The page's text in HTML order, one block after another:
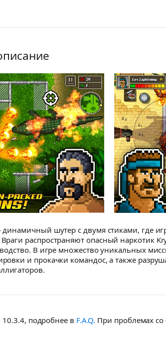
динамичный шутер с двумя стиками, где
распространяют опасный наркотик
В игре множество уникальных
и прокачки командос, а также
10.3.4, подробнее в F.A.Q. При проблемах